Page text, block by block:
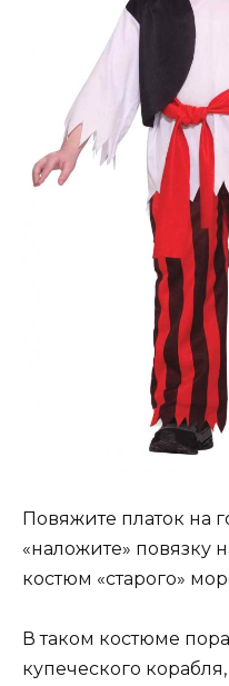
Повяжите платок на
«наложите» повязку
костюм «старого»
В таком костюме
купеческого